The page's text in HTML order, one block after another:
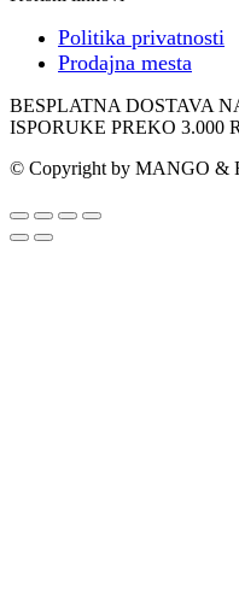
Politika privatnosti
Prodajna mesta
BESPLATNA DOSTAVA
ISPORUKE PREKO 3.000
© Copyright by MANGO &